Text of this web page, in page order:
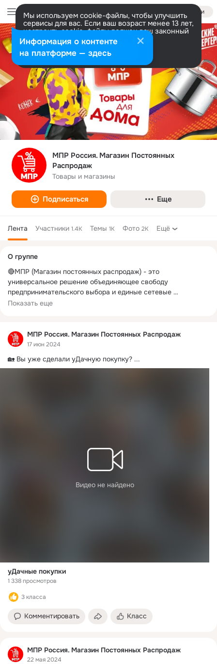
Войти
Мы используем cookie-файлы, чтобы улучшить
сервисы для вас. Если ваш возраст менее 13 лет,
настроить cookie-файлы должен ваш законный
представитель. Больше информации
Разрешить все Настроить
МПР Россия. Магазин Постоянных
Распродаж
Товары и магазины
Подписаться Еще
Лента Участники 1.4K Темы 1K Фото 2K Ещё
МПР Россия. Магазин Постоянных Распродаж
17 июн 2024
🏡 Вы уже сделали уДачную покупку? ...
Видео не найдено
уДачные покупки
1 338 просмотров
3 класса
Комментировать Класс
МПР Россия. Магазин Постоянных Распродаж
22 мая 2024
колонка
О группе
🔴МПР (Магазин постоянных распродаж) - это
универсальное решение объединяющее свободу
предпринимательского выбора и единые сетевые
стандарты.✔
лежат современные технологии организации розничных
продаж и успешные практики лидеров рынка.📈
Всё это определяет быстрый набор популярности
Показать еще
Информация о контенте
на платформе — здесь